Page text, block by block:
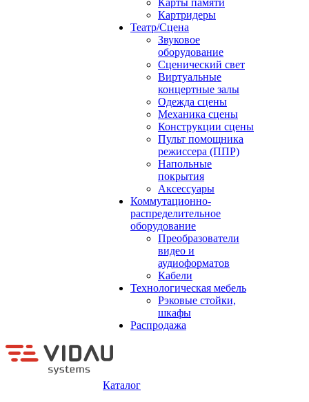
Карты памяти
Картридеры
Театр/Сцена
Звуковое
оборудование
Сценический свет
Виртуальные
концертные залы
Одежда сцены
Механика сцены
Конструкции сцены
Пульт помощника
режиссера (ППР)
Напольные
покрытия
Аксессуары
Коммутационно-
распределительное
оборудование
Преобразователи
видео и
аудиоформатов
Кабели
Технологическая мебель
Рэковые стойки,
шкафы
Распродажа
Каталог